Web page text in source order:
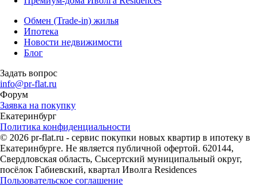
Обмен (Trade-in) жилья
Ипотека
Новости недвижимости
Блог
Задать вопрос
info@pr-flat.ru
Форум
Заявка на покупку
Екатеринбург
Политика конфиденциальности
© 2026 pr-flat.ru - сервис покупки новых квартир в ипотеку в
Екатеринбурге. Не является публичной офертой. 620144,
Свердловская область, Сысертский муниципальный округ,
посёлок Габиевский, квартал Иволга Residences
Пользовательское соглашение